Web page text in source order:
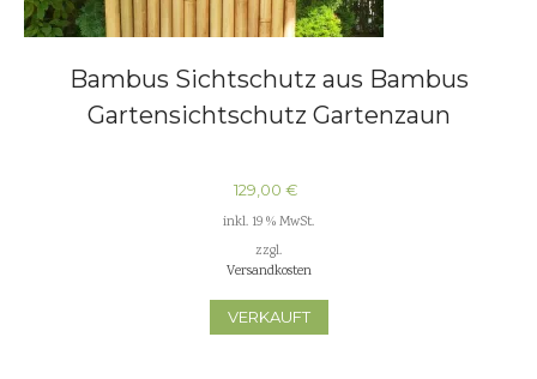
Bambus Sichtschutz aus Bambus
Gartensichtschutz Gartenzaun
129,00 €
inkl. 19 % MwSt.
zzgl.
Versandkosten
VERKAUFT